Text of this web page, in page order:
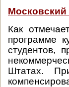
Как
программе
студентов,
Штатах.